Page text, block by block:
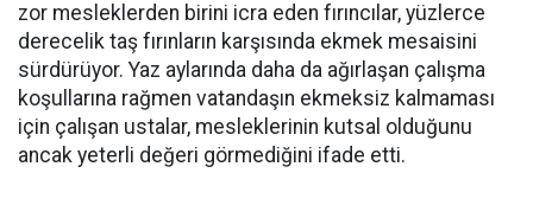
zor mesleklerden birini icra eden fırıncılar, yüzlerce
derecelik taş fırınların karşısında ekmek mesaisini
sürdürüyor. Yaz aylarında daha da ağırlaşan çalışma
koşullarına rağmen vatandaşın ekmeksiz kalmaması
için çalışan ustalar, mesleklerinin kutsal olduğunu
ancak yeterli değeri görmediğini ifade etti.